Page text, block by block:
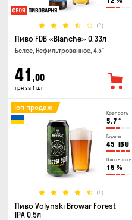
(2)
Пиво FDB «Blanche» 0.33л
Белое, Нефильтрованное, 4.5°
41 ,00
грн за 1 шт
Крепость
5.7 °
Горечь
45 IBU
Плотность
15 %
(1)
Топ продаж
Пиво Volynski Browar Forest
IPA 0.5л